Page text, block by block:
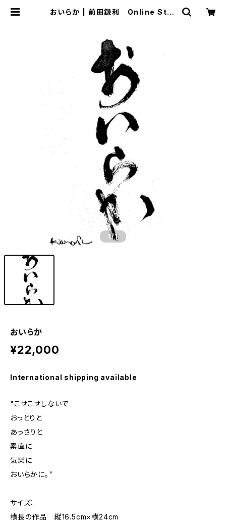
おいらか | 前田鎌利 Online Stor
1/1
おいらか
¥22,000
International shipping available
"こせこせしないで
おっとりと
あっさりと
素直に
気楽に
おいらかに。"
サイズ：
横長の作品 縦16.5cm×横24cm